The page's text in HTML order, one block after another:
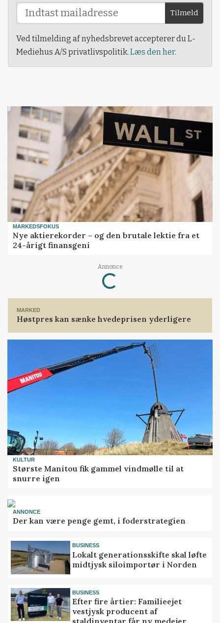
Tilmeld
Ved tilmelding af nyhedsbrevet accepterer du L-
Mediehus A/S privatlivspolitik. Læs den her.
MARKEDSFOKUS
Nye aktierekorder – og den brutale lektie fra et
24-årigt finansgeni
Annonce
Loading...
MARKED
Høstpres kan sænke hvedeprisen yderligere
KULTUR
Største Manitou fik gammel vindmølle til at
snurre igen
ANNONCE
Der kan være penge gemt, i foderstrategien
BUSINESS
Lokalt generationsskifte skal løfte
midtjysk siloimportør i Norden
BUSINESS
Efter fire årtier: Familieejet
vestjysk producent af
staldinventar får ny medejer